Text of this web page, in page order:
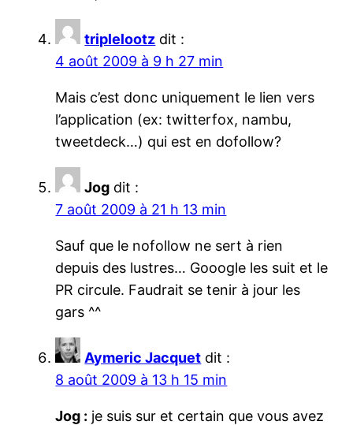
triplelootz dit :
4 août 2009 à 9 h 27 min
Mais c’est donc uniquement le lien vers
l’application (ex: twitterfox, nambu,
tweetdeck…) qui est en dofollow?
Jog dit :
7 août 2009 à 21 h 13 min
Sauf que le nofollow ne sert à rien
depuis des lustres… Gooogle les suit et le
PR circule. Faudrait se tenir à jour les
gars ^^
Aymeric Jacquet dit :
8 août 2009 à 13 h 15 min
Jog : je suis sur et certain que vous avez